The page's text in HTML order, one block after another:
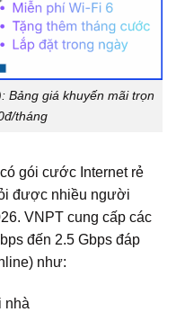
Bảng giá khuyến mãi trọn
tháng
có gói cước Internet rẻ
được nhiều người
VNPT cung cấp các
đến 2.5 Gbps đáp
như:
nhà